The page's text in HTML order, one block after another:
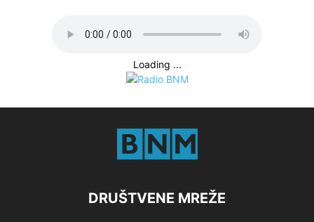
Loading ...
DRUŠTVENE MREŽE